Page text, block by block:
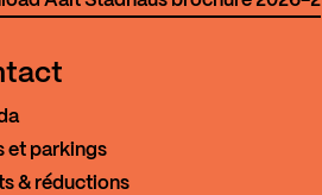
et parkings
& réductions